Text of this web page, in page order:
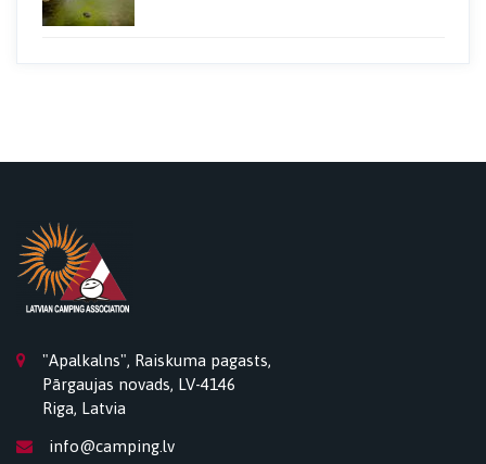
"Apalkalns", Raiskuma pagasts,
Pārgaujas novads, LV-4146
Riga, Latvia
info@camping.lv